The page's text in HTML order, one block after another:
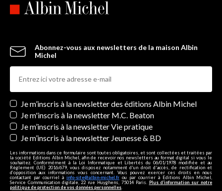
Abonnez-vous aux newsletters de la maison Albin
Michel
Newsletters
Je m’inscris à la newsletter des éditions Albin Michel
Je m'inscris à la newsletter M.C. Beaton
Je m’inscris à la newsletter Vie pratique
Je m’inscris à la newsletter Jeunesse & BD
Les informations dans ce formulaire sont toutes obligatoires, et sont collectées et traitées par
la société Editions Albin Michel, afin de recevoir nos newsletters au format digital si vous le
souhaitez. Conformément à la Loi Informatique et Libertés du 06/01/1978 modifiée et au
Règlement (UE) 2016/679, vous disposez notamment d'un droit d'accès, de rectification et
d’opposition aux informations vous concernant. Vous pouvez exercer ces droits en nous
contactant par courriel à info-site@albin-michel.fr ou par courrier à Editions Albin Michel,
Service Communication digitale, 22 rue Huyghens, 75014 Paris. Plus d’information sur notre
politique de protection de vos données personnelles.